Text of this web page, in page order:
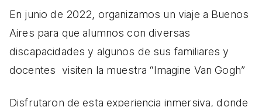
En junio de 2022, organizamos un viaje a Buenos
Aires para que alumnos condiversas
discapacidades y algunos de sus familiares y
docentes visiten la muestra “Imagine Van Gogh”
Disfrutaron de esta experiencia inmersiva, donde